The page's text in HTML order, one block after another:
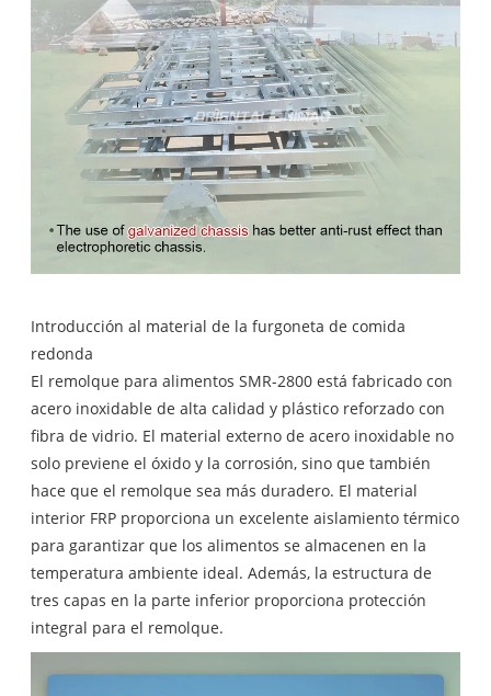
Introducción al material de la furgoneta de comida
redonda
El remolque para alimentos SMR-2800 está fabricado con
acero inoxidable de alta calidad y plástico reforzado con
fibra de vidrio. El material externo de acero inoxidable no
solo previene el óxido y la corrosión, sino que también
hace que el remolque sea más duradero. El material
interior FRP proporciona un excelente aislamiento térmico
para garantizar que los alimentos se almacenen en la
temperatura ambiente ideal. Además, la estructura de
tres capas en la parte inferior proporciona protección
integral para el remolque.